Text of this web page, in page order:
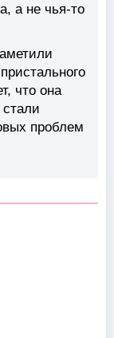
а не чья-то
что она
проблем